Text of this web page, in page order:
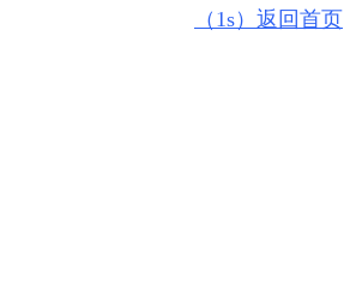
（ 1s）返回首页